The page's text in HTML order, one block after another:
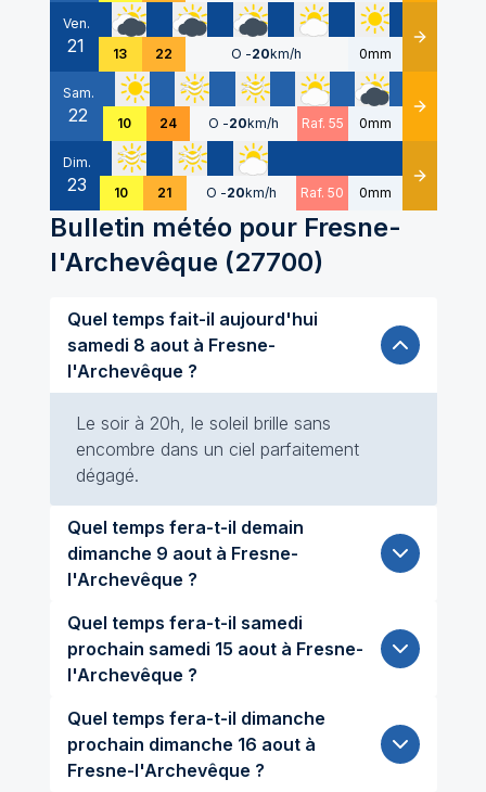
Ven.
21 13 22 O -20km/h 0mm Détails
Sam.
22 10 24 O -20km/h Raf. 55 0mm Détails
Dim.
23 10 21 O -20km/h Raf. 50 0mm Détails
Bulletin météo pour Fresne-
l'Archevêque (27700)
Quel temps fait-il aujourd'hui
samedi 8 aout à Fresne-
l'Archevêque ?
Le soir à 20h, le soleil brille sans
encombre dans un ciel parfaitement
dégagé.
Quel temps fera-t-il demain
dimanche 9 aout à Fresne-
l'Archevêque ?
Quel temps fera-t-il samedi
prochain samedi 15 aout à Fresne-
l'Archevêque ?
Quel temps fera-t-il dimanche
prochain dimanche 16 aout à
Fresne-l'Archevêque ?